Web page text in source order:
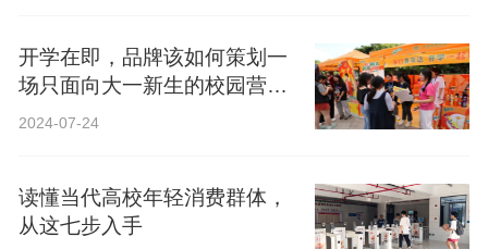
开学在即，品牌该如何策划一
场只面向大一新生的校园营
销？
2024-07-24
读懂当代高校年轻消费群体，
从这七步入手